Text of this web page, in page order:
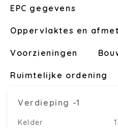
EPC gegevens
Oppervlaktes en
Voorzieningen
Ruimtelijke ordening
Verdieping -1
Kelder